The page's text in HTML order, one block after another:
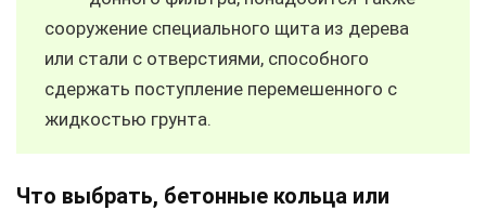
сооружение специального щита из дерева
или стали с отверстиями, способного
сдержать поступление перемешенного с
жидкостью грунта.
Что выбрать, бетонные кольца или